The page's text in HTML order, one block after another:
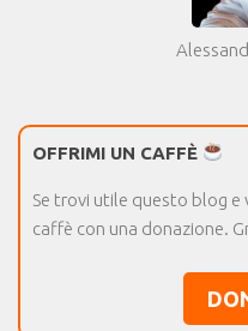
OFFRIMI UN CAFFÈ
Se trovi utile questo blog
caffè con una donazione.